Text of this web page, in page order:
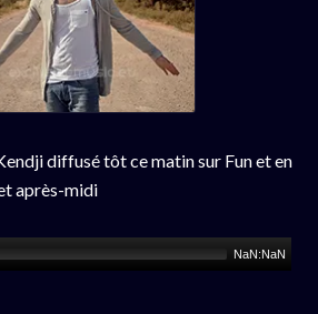
diffusé tôt ce matin sur Fun et en
après-midi
NaN:NaN